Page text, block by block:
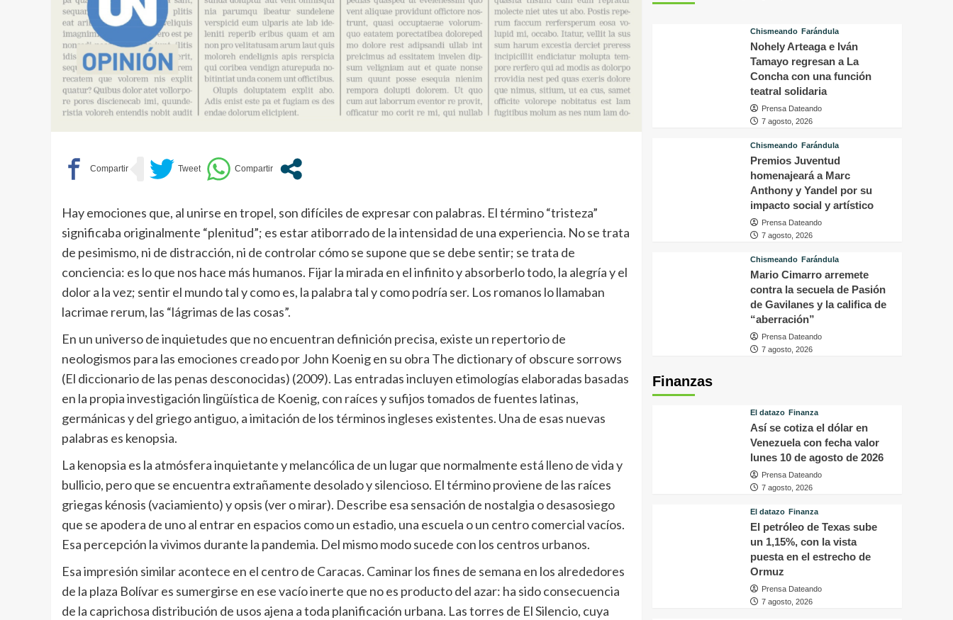
Hay emociones que, al unirse en tropel, son difíciles de expresar con palabras. El término “tristeza”
significaba originalmente “plenitud”; es estar atiborrado de la intensidad de una experiencia. No se trata
de pesimismo, ni de distracción, ni de controlar cómo se supone que se debe sentir; se trata de
conciencia: es lo que nos hace más humanos. Fijar la mirada en el infinito y absorberlo todo, la alegría y el
dolor a la vez; sentir el mundo tal y como es, la palabra tal y como podría ser. Los romanos lo llamaban
lacrimae rerum, las “lágrimas de las cosas”.
En un universo de inquietudes que no encuentran definición precisa, existe un repertorio de
neologismos para las emociones creado por John Koenig en su obra The dictionary of obscure sorrows
(El diccionario de las penas desconocidas) (2009). Las entradas incluyen etimologías elaboradas basadas
en la propia investigación lingüística de Koenig, con raíces y sufijos tomados de fuentes latinas,
germánicas y del griego antiguo, a imitación de los términos ingleses existentes. Una de esas nuevas
palabras es kenopsia.
La kenopsia es la atmósfera inquietante y melancólica de un lugar que normalmente está lleno de vida y
bullicio, pero que se encuentra extrañamente desolado y silencioso. El término proviene de las raíces
griegas kénosis (vaciamiento) y opsis (ver o mirar). Describe esa sensación de nostalgia o desasosiego
que se apodera de uno al entrar en espacios como un estadio, una escuela o un centro comercial vacíos.
Esa percepción la vivimos durante la pandemia. Del mismo modo sucede con los centros urbanos.
Esa impresión similar acontece en el centro de Caracas. Caminar los fines de semana en los alrededores
de la plaza Bolívar es sumergirse en ese vacío inerte que no es producto del azar: ha sido consecuencia
de la caprichosa distribución de usos ajena a toda planificación urbana. Las torres de El Silencio, cuya
detalles
de
su
nuevo
estilo
Chismeando Farándula
Nohely Arteaga e Iván
Tamayo regresan a La
Concha con una función
teatral solidaria
Prensa Dateando
7 agosto, 2026
Chismeando Farándula
Premios Juventud
homenajeará a Marc
Anthony y Yandel por su
impacto social y artístico
Prensa Dateando
7 agosto, 2026
Chismeando Farándula
Mario Cimarro arremete
contra la secuela de Pasión
de Gavilanes y la califica de
“aberración”
Prensa Dateando
7 agosto, 2026
Finanzas
El datazo Finanza
Así se cotiza el dólar en
Venezuela con fecha valor
lunes 10 de agosto de 2026
Prensa Dateando
7 agosto, 2026
El datazo Finanza
El petróleo de Texas sube
un 1,15%, con la vista
puesta en el estrecho de
Ormuz
Prensa Dateando
7 agosto, 2026